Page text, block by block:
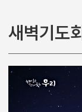
설 교
새벽기도회